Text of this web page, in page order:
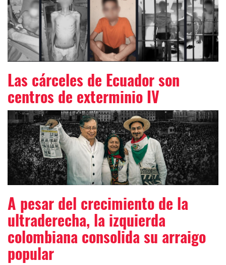
Las cárceles de Ecuador son
centros de exterminio IV
A pesar del crecimiento de la
ultraderecha, la izquierda
colombiana consolida su arraigo
popular